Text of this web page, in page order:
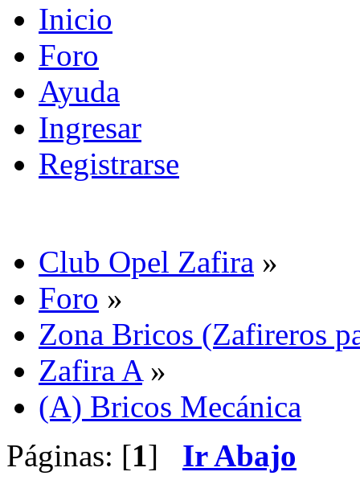
Inicio
Foro
Ayuda
Ingresar
Registrarse
Club Opel Zafira »
Foro »
Zona Bricos (Zafireros
Zafira A»
(A) Bricos Mecánica
Páginas: [1] Ir Abajo